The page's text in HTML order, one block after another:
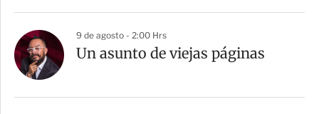
9 de agosto - 2:00 Hrs
Un asunto de viejas páginas